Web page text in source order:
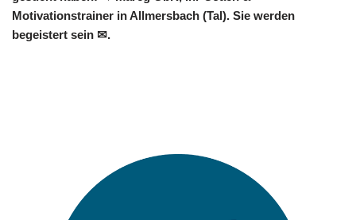
Motivationstrainer in Allmersbach (Tal). Sie werden
begeistert sein ✉.